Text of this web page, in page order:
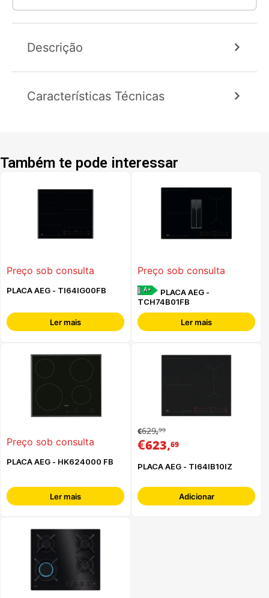
Descrição
Características Técnicas
Também te pode interessar
Preço sob consulta
PLACA AEG - TI64IG00FB
Ler mais
Preço sob consulta
A+
PLACA AEG -
TCH74B01FB
Ler mais
Preço sob consulta
PLACA AEG - HK624000 FB
Ler mais
€629,99
€623,69
PLACA AEG - TI64IB10IZ
Adicionar